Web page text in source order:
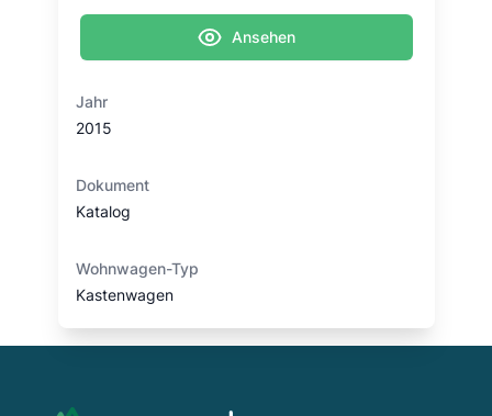
Ansehen
Jahr
2015
Dokument
Katalog
Wohnwagen-Typ
Kastenwagen